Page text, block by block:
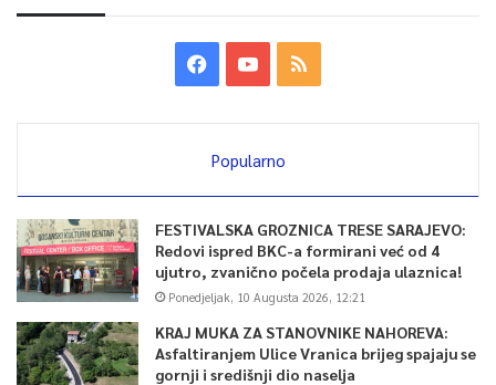
Popularno
FESTIVALSKA GROZNICA TRESE SARAJEVO:
Redovi ispred BKC-a formirani već od 4
ujutro, zvanično počela prodaja ulaznica!
Ponedjeljak, 10 Augusta 2026, 12:21
KRAJ MUKA ZA STANOVNIKE NAHOREVA:
Asfaltiranjem Ulice Vranica brijeg spajaju se
gornji i središnji dio naselja